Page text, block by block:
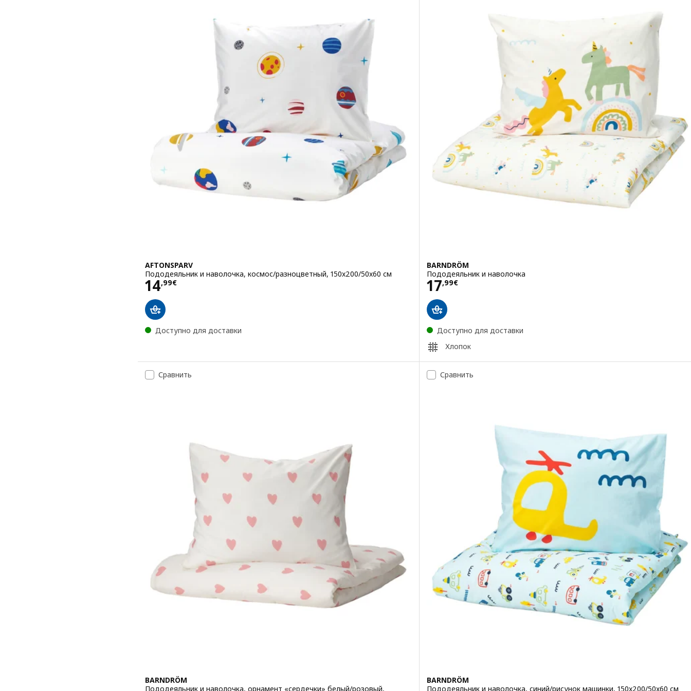
AFTONSPARV
Пододеяльник и наволочка, космос/разноцветный, 150x200/50x60 см
14,99€
Цена 14,99€
Доступно для доставки
BARNDRÖM
Пододеяльник и наволочка
17,99€
Цена 17,99€
Доступно для доставки
Хлопок
Сравнить
BARNDRÖM
Пододеяльник и наволочка, орнамент «сердечки» белый/розовый,
Сравнить
BARNDRÖM
Пододеяльник и наволочка, синий/рисунок машинки, 150x200/50x60 см